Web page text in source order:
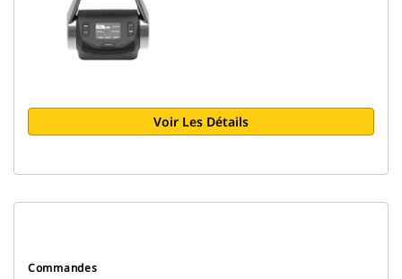
Voir Les Détails
Commandes